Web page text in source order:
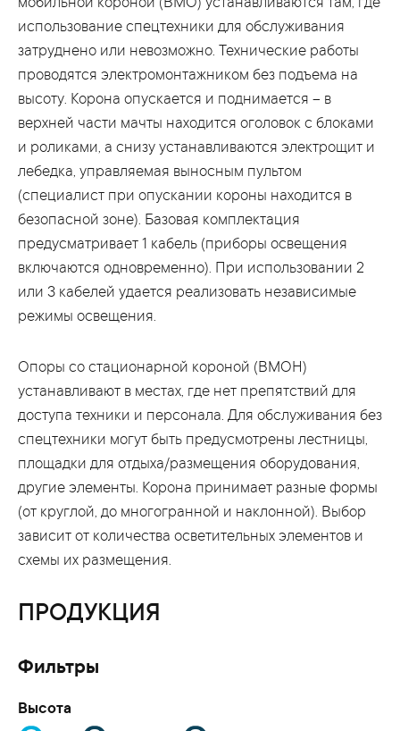
мобильной короной (ВМО) устанавливаются там, где
использование спецтехники для обслуживания
затруднено или невозможно. Технические работы
проводятся электромонтажником без подъема на
высоту. Корона опускается и поднимается – в
верхней части мачты находится оголовок с блоками
и роликами, а снизу устанавливаются электрощит и
лебедка, управляемая выносным пультом
(специалист при опускании короны находится в
безопасной зоне). Базовая комплектация
предусматривает 1 кабель (приборы освещения
включаются одновременно). При использовании 2
или 3 кабелей удается реализовать независимые
режимы освещения.
Опоры со стационарной короной (ВМОН)
устанавливают в местах, где нет препятствий для
доступа техники и персонала. Для обслуживания без
спецтехники могут быть предусмотрены лестницы,
площадки для отдыха/размещения оборудования,
другие элементы. Корона принимает разные формы
(от круглой, до многогранной и наклонной). Выбор
зависит от количества осветительных элементов и
схемы их размещения.
ПРОДУКЦИЯ
Фильтры
Высота